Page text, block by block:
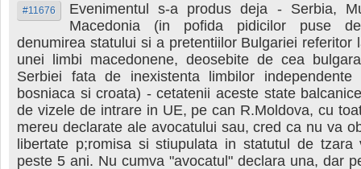
#11676
Evenimentul s-a produs deja - Serbia,
Macedonia (in pofida pidicilor puse
denumirea statului si a pretentiilor Bulgariei referitor
unei limbi macedonene, deosebite de cea
Serbiei fata de inexistenta limbilor independente
bosniaca si croata) - cetatenii aceste state
de vizele de intrare in UE, pe can R.Moldova, cu
mereu declarate ale avocatului sau, cred ca nu va
libertate p;romisa si stiupulata in statutul de tzara
peste 5 ani. Nu cumva "avocatul" declara una, dar